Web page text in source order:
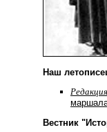
Наш
Редакция
Вестник